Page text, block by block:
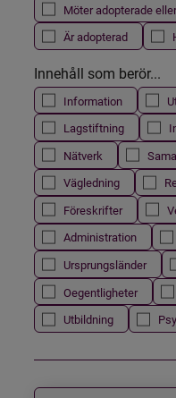
Möter adopterade
Är adopterad
Innehåll som berör...
Information
Lagstiftning
Nätverk
Vägledning
Föreskrifter
Administration
Ursprungsländer
Oegentligheter
Utbildning